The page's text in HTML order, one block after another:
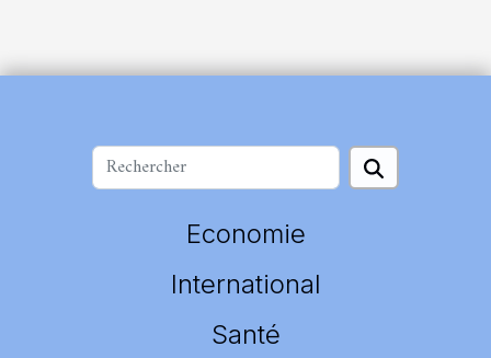
Economie
International
Santé